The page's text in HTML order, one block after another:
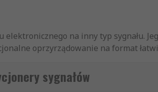
elektronicznego na inny typ sygnału.
oprzyrządowanie na format
zakresu, izolacja. Sygnał
i wytwarza wymagany typ sygnału
sygnałów